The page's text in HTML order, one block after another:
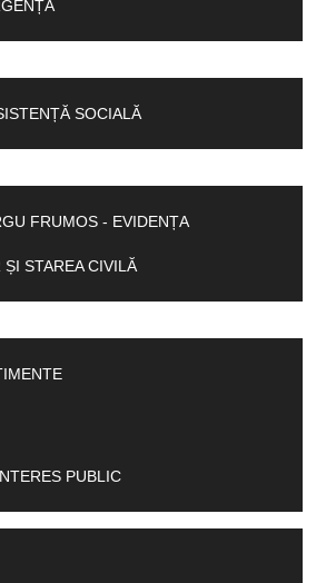
SOCIALĂ
FRUMOS - EVIDENȚA
STAREA CIVILĂ
PUBLIC